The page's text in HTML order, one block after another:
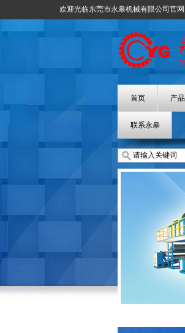
欢迎光临东莞市永皋机械有限公司官
首页 产
联系永皋